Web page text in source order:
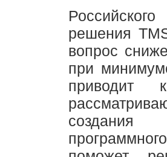
решения
вопрос
при
приводит
создания